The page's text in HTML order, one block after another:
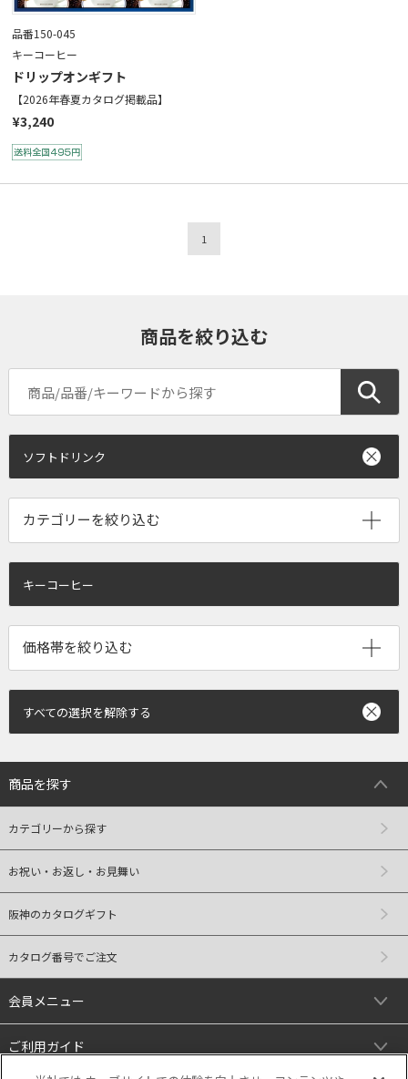
品番150-045
キーコーヒー
ドリップオンギフト
【2026年春夏カタログ掲載品】
¥3,240
1
商品を絞り込む
ソフトドリンク
キーコーヒー
すべての選択を解除する
商品を探す
カテゴリーから探す
お祝い・お返し・お見舞い
阪神のカタログギフト
カタログ番号でご注文
会員メニュー
ご利用ガイド